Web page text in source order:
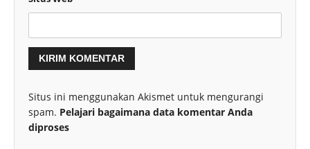
Situs ini menggunakan Akismet untuk mengurangi
spam. Pelajari bagaimana data komentar Anda
diproses